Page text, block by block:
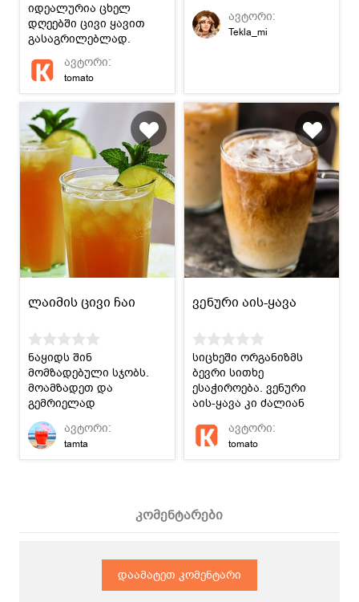
იდეალურია ცხელ
დღეებში ცივი ყავით
გასაგრილებლად.
ავტორი:
tomato
ავტორი:
Tekla_mi
ლაიმის ცივი ჩაი
ნაყიდს შინ
მომზადებული სჯობს.
მოამზადეთ და
გემრიელად
გაგრილდით :)
ავტორი:
tamta
ვენური აის-ყავა
სიცხეში ორგანიზმს
ბევრი სითხე
ესაჭიროება. ვენური
აის-ყავა კი ძალიან
ენერგეტიკული
სასმელია.
ავტორი:
tomato
კომენტარები
დაამატეთ კომენტარი